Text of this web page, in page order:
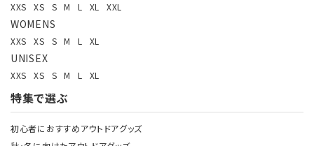
XXS XS S M L XL XXL
WOMENS
XXS XS S M L XL
UNISEX
XXS XS S M L XL
特集で選ぶ
初心者におすすめアウトドアグッズ